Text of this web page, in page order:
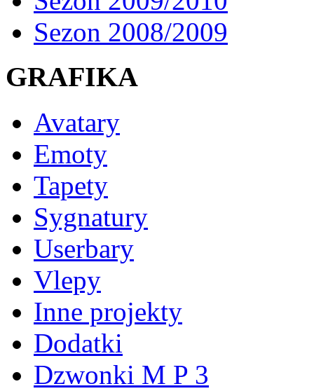
Sezon 2008/2009
GRAFIKA
Avatary
Emoty
Tapety
Sygnatury
Userbary
Vlepy
Inne projekty
Dodatki
Dzwonki M P 3